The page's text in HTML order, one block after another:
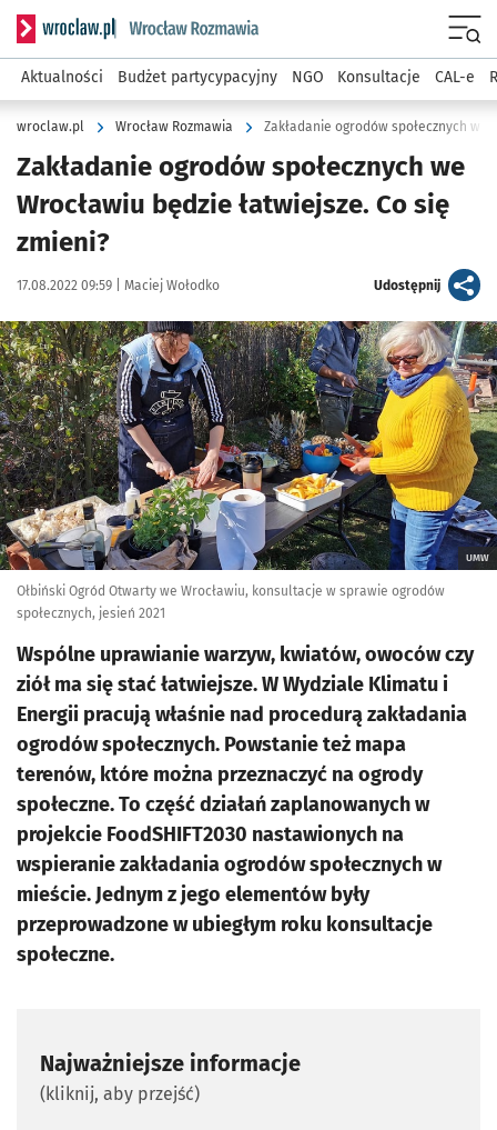
Serwis informacyjny wroclaw.pl podserwis: Rozmawia
Aktualności Budżet partycypacyjny NGO Konsultacje CAL-e
wroclaw.pl Wrocław Rozmawia Zakładanie ogrodów społecznych we
Zakładanie ogrodów społecznych we
Wrocławiu będzie łatwiejsze. Co się
zmieni?
Data publikacji:
17.08.2022 09:59 | Autor:
Maciej Wołodko Udostępnijartykuł
Kliknij, aby powiększyć
UMW
Ołbiński Ogród Otwarty we Wrocławiu, konsultacje w sprawie ogrodów
społecznych, jesień 2021
Wspólne uprawianie warzyw, kwiatów, owoców czy
ziół ma się stać łatwiejsze. W Wydziale Klimatu i
Energii pracują właśnie nad procedurą zakładania
ogrodów społecznych. Powstanie też mapa
terenów, które można przeznaczyć na ogrody
społeczne. To część działań zaplanowanych w
projekcie FoodSHIFT2030 nastawionych na
wspieranie zakładania ogrodów społecznych w
mieście. Jednym z jego elementów były
przeprowadzone w ubiegłym roku konsultacje
społeczne.
Najważniejsze informacje
(kliknij, aby przejść)